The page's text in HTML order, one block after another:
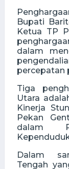
Bupati
Ketua TP
dalam
percepatan
Tiga
Utara
Kinerja
Pekan
dalam
Dalam
Tengah